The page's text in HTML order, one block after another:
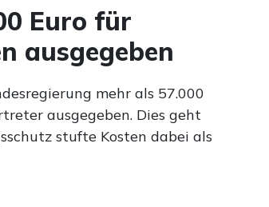
Euro für
ausgegeben
mehr als 57.000
ausgegeben. Dies geht
stufte Kosten dabei als